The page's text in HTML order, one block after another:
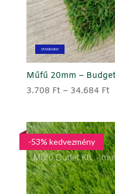
STANDARD
Műfű 20mm –
3.708 Ft – 34.684 Ft
-53% kedvezmény